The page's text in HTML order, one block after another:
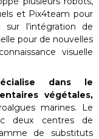
et Pix4team pour
l’intégration de
pour de nouvelles
visuelle
dans le
végétales,
marines. Le
deux centres de
de substituts